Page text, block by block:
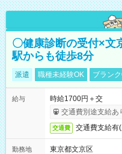
〇健康診断の受付×文
駅からも徒歩8分
派遣 職種未経験OK ブラン
給与
時給1700円＋交
交通費別途支給あ
交通費 交通費支給有
勤務地
東京都文京区